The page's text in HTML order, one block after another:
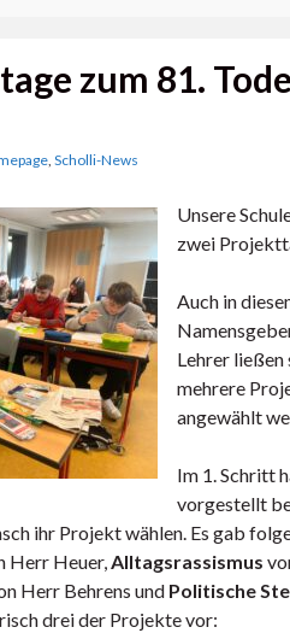
zum 81.
, Scholli-News
Unsere
zwei
Auch in
Lehrer
mehrere
angewählt
Im 1. Schritt
vorgestellt
ihr Projekt wählen. Es gab
Herr Heuer,Alltagsrassismus
Herr Behrens und Politische
drei der Projekte vor: